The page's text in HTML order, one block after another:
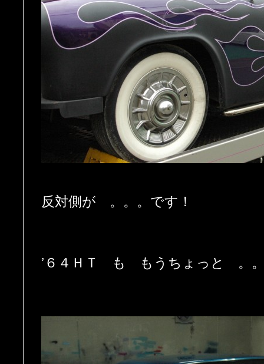
反対側が 。。。です！
’６４ＨＴ も もうちょっと 。